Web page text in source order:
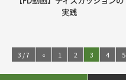
実践
3 / 7 « 1 2 3 4 5